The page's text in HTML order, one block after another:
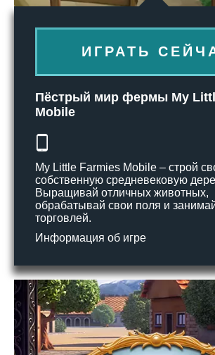
ИГРАТЬ
Пёстрый мир фермы My
Mobile
My Little Farmies Mobile – строй
собственную средневековую
Выращивай отличных животных,
обрабатывай свои поля и
торговлей.
Информация об игре